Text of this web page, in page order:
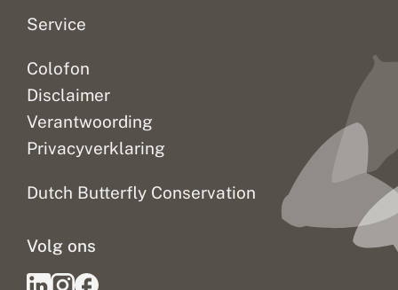
Service
Colofon
Disclaimer
Verantwoording
Privacyverklaring
Dutch Butterfly Conservation
Volg ons